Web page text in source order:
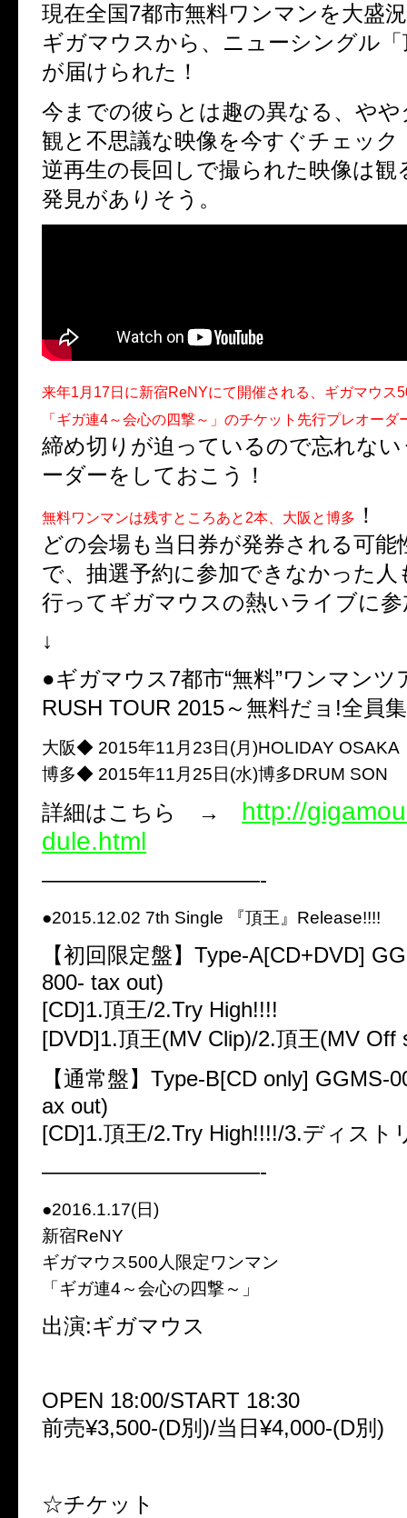
現在全国7都市無料ワンマンを大盛
ギガマウスから、ニューシングル
が届けられた！
今までの彼らとは趣の異なる、や
観と不思議な映像を今すぐチェック
逆再生の長回しで撮られた映像は観
発見がありそう。
来年1月17日に新宿ReNYにて開催される、ギガマウス
「ギガ連4～会心の四撃～」のチケット先行プレオーダ
締め切りが迫っているので忘れな
ーダーをしておこう！
無料ワンマンは残すところあと2本、大阪と博多
！
どの会場も当日券が発券される可能
で、抽選予約に参加できなかった人
行ってギガマウスの熱いライブに
↓
●ギガマウス7都市“無料”ワンマンツ
RUSH TOUR 2015～無料だョ!全員
大阪◆ 2015年11月23日(月)HOLIDAY OSAKA
博多◆ 2015年11月25日(水)博多DRUM SON
詳細はこちら → http://
dule.html
——————————-
●2015.12.02 7th Single 『頂王』Release!!!!
【初回限定盤】Type-A[CD+DVD]
800- tax out)
[CD]1.頂王/2.Try High!!!!
[DVD]1.頂王(MV Clip)/2.頂王(MV Off
【通常盤】Type-B[CD only] GGMS-
ax out)
[CD]1.頂王/2.Try High!!!!/3.ディスト
——————————-
●2016.1.17(日)
新宿ReNY
ギガマウス500人限定ワンマン
「ギガ連4～会心の四撃～」
出演:ギガマウス
OPEN 18:00/START 18:30
前売¥3,500-(D別)/当日¥4,000-(D別)
☆チケット